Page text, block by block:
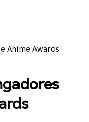
Anime Awards